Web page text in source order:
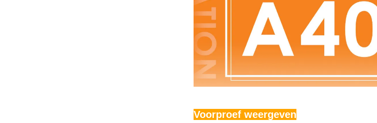
Voorproef weergeven